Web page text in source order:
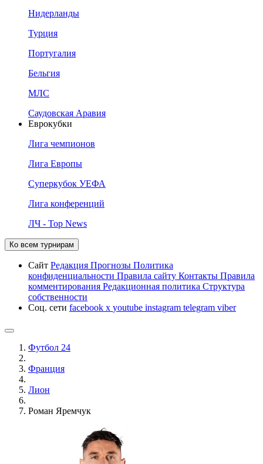
Нидерланды
Турция
Португалия
Бельгия
МЛС
Саудовская Аравия
Еврокубки
Лига чемпионов
Лига Европы
Суперкубок УЕФА
Лига конференций
ЛЧ - Top News
Ко всем турнирам
Сайт Редакция Прогнозы Политика
конфиденциальности Правила сайту Контакты Правила
комментирования Редакционная политика Структура
собственности
Соц. сети facebook x youtube instagram telegram viber
Футбол 24
Франция
Лион
Роман Яремчук